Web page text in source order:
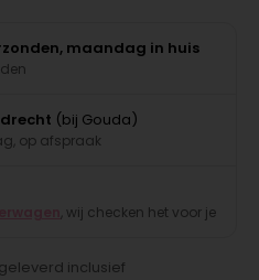
maandag in huis
(bij Gouda)
op afspraak
, wij checken het voor je
inclusief